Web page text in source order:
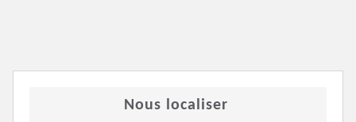
Nous localiser